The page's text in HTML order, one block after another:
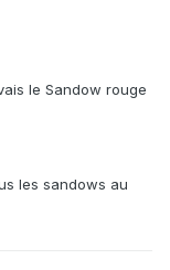
le Sandow rouge
les sandows au